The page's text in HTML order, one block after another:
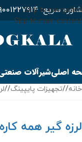
Skip to navigation
Skip to main content
سریع:
اصلیشیرآلات
خانه/ تجهیزات پایپینگ/
لرزه گیر همه